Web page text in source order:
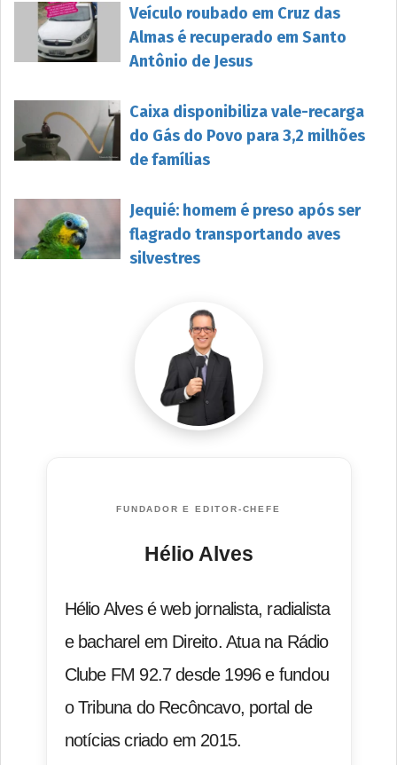
Veículo roubado em Cruz das
Almas é recuperado em Santo
Antônio de Jesus
Caixa disponibiliza vale-recarga
do Gás do Povo para 3,2 milhões
de famílias
Jequié: homem é preso após ser
flagrado transportando aves
silvestres
FUNDADOR E EDITOR-CHEFE
Hélio Alves
Hélio Alves é web jornalista, radialista
e bacharel em Direito. Atua na Rádio
Clube FM 92.7 desde 1996 e fundou
o Tribuna do Recôncavo, portal de
notícias criado em 2015.